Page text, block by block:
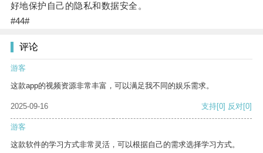
好地保护自己的隐私和数据安全。
#44#
评论
游客
这款app的视频资源非常丰富，可以满足我不同的娱乐需求。
2025-09-16 支持[0] 反对[0]
游客
这款软件的学习方式非常灵活，可以根据自己的需求选择学习方式。